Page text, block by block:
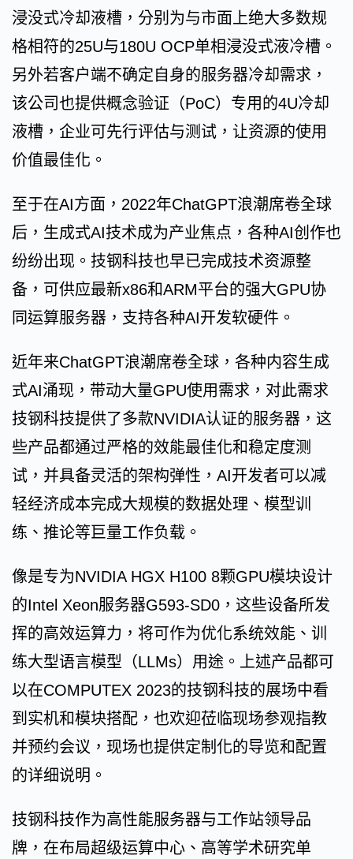
浸没式冷却液槽，分别为与市面上绝大多数规
格相符的25U与180U OCP单相浸没式液冷槽。
另外若客户端不确定自身的服务器冷却需求，
该公司也提供概念验证（PoC）专用的4U冷却
液槽，企业可先行评估与测试，让资源的使用
价值最佳化。
至于在AI方面，2022年ChatGPT浪潮席卷全球
后，生成式AI技术成为产业焦点，各种AI创作也
纷纷出现。技钢科技也早已完成技术资源整
备，可供应最新x86和ARM平台的强大GPU协
同运算服务器，支持各种AI开发软硬件。
近年来ChatGPT浪潮席卷全球，各种内容生成
式AI涌现，带动大量GPU使用需求，对此需求
技钢科技提供了多款NVIDIA认证的服务器，这
些产品都通过严格的效能最佳化和稳定度测
试，并具备灵活的架构弹性，AI开发者可以减
轻经济成本完成大规模的数据处理、模型训
练、推论等巨量工作负载。
像是专为NVIDIA HGX H100 8颗GPU模块设计
的Intel Xeon服务器G593-SD0，这些设备所发
挥的高效运算力，将可作为优化系统效能、训
练大型语言模型（LLMs）用途。上述产品都可
以在COMPUTEX 2023的技钢科技的展场中看
到实机和模块搭配，也欢迎莅临现场参观指教
并预约会议，现场也提供定制化的导览和配置
的详细说明。
技钢科技作为高性能服务器与工作站领导品
牌，在布局超级运算中心、高等学术研究单